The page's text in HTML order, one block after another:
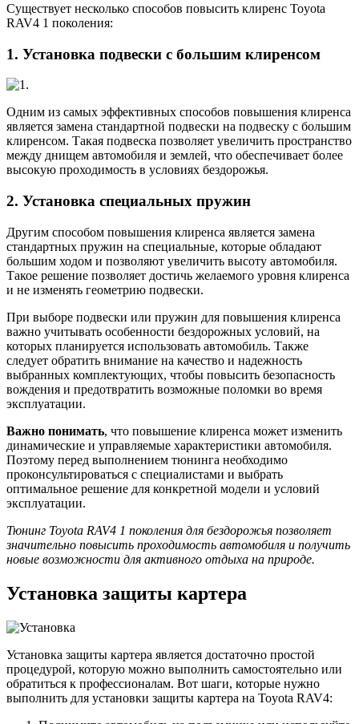
Существует несколько способов повысить клиренс Toyota
RAV4 1 поколения:
1. Установка подвески с большим клиренсом
Одним из самых эффективных способов повышения клиренса
является замена стандартной подвески на подвеску с большим
клиренсом. Такая подвеска позволяет увеличить пространство
между днищем автомобиля и землей, что обеспечивает более
высокую проходимость в условиях бездорожья.
2. Установка специальных пружин
Другим способом повышения клиренса является замена
стандартных пружин на специальные, которые обладают
большим ходом и позволяют увеличить высоту автомобиля.
Такое решение позволяет достичь желаемого уровня клиренса
и не изменять геометрию подвески.
При выборе подвески или пружин для повышения клиренса
важно учитывать особенности бездорожных условий, на
которых планируется использовать автомобиль. Также
следует обратить внимание на качество и надежность
выбранных комплектующих, чтобы повысить безопасность
вождения и предотвратить возможные поломки во время
эксплуатации.
Важно понимать, что повышение клиренса может изменить
динамические и управляемые характеристики автомобиля.
Поэтому перед выполнением тюнинга необходимо
проконсультироваться с специалистами и выбрать
оптимальное решение для конкретной модели и условий
эксплуатации.
Тюнинг Toyota RAV4 1 поколения для бездорожья позволяет
значительно повысить проходимость автомобиля и получить
новые возможности для активного отдыха на природе.
Установка защиты картера
Установка защиты картера является достаточно простой
процедурой, которую можно выполнить самостоятельно или
обратиться к профессионалам. Вот шаги, которые нужно
выполнить для установки защиты картера на Toyota RAV4: